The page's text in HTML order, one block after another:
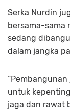
Serka Nurdin
bersama-sama
sedang
dalam jangka
untuk
jaga dan rawat